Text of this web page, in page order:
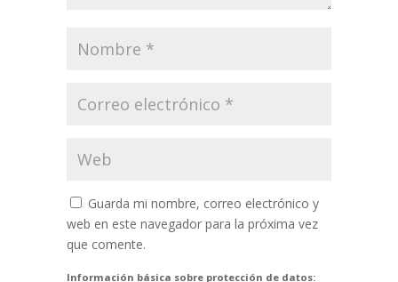
Guarda mi nombre, correo electrónico y
web en este navegador para la próxima vez
que comente.
Información básica sobre protección de datos: